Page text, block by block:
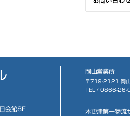
会館8F
岡山営業所
〒719-2121 岡山
TEL / 0866-26-
木更津第一物流